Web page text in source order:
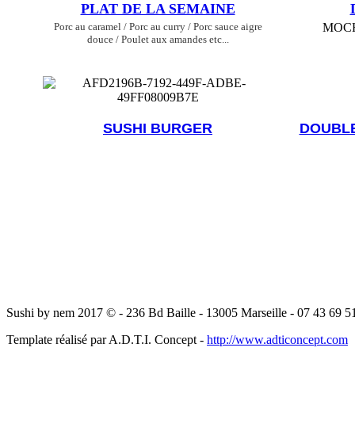
PLAT DE LA SEMAINE
Porc au caramel / Porc au curry / Porc sauce aigre
douce / Poulet aux amandes etc...
SUSHI BURGER
Sushi by nem 2017 © - 236 Bd Baille - 13005 Marseille - 07 43 69
Template réalisé par A.D.T.I. Concept - http://www.adticoncept.com